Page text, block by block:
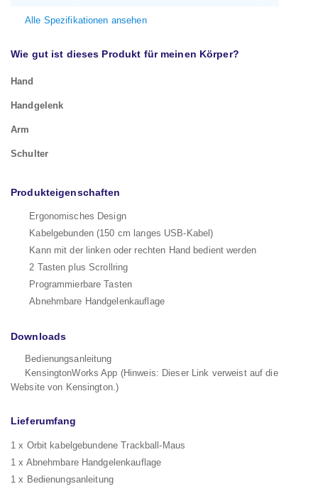
Alle Spezifikationen ansehen
Wie gut ist dieses Produkt für meinen Körper?
Hand
Handgelenk
Arm
Schulter
Produkteigenschaften
Ergonomisches Design
Kabelgebunden (150 cm langes USB-Kabel)
Kann mit der linken oder rechten Hand bedient werden
2 Tasten plus Scrollring
Programmierbare Tasten
Abnehmbare Handgelenkauflage
Downloads
Bedienungsanleitung
KensingtonWorks App (Hinweis: Dieser Link verweist auf die
Website von Kensington.)
Lieferumfang
1 x Orbit kabelgebundene Trackball-Maus
1 x Abnehmbare Handgelenkauflage
1 x Bedienungsanleitung